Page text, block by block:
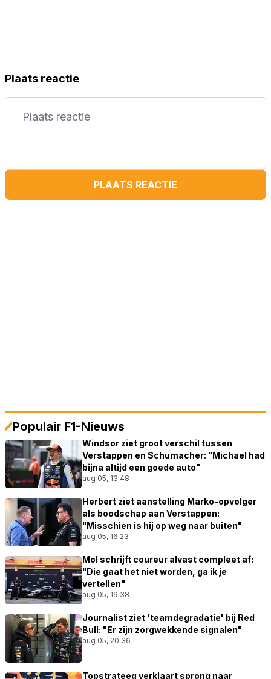
Plaats reactie
PLAATS REACTIE
Populair F1-Nieuws
Windsor ziet groot verschil tussen
Verstappen en Schumacher: "Michael had
bijna altijd een goede auto"
aug 05, 13:48
Herbert ziet aanstelling Marko-opvolger
als boodschap aan Verstappen:
"Misschien is hij op weg naar buiten"
aug 05, 16:23
Mol schrijft coureur alvast compleet af:
"Die gaat het niet worden, ga ik je
vertellen"
aug 05, 19:38
Journalist ziet 'teamdegradatie' bij Red
Bull: "Er zijn zorgwekkende signalen"
aug 05, 20:36
Topstrateeg verklaart sprong naar